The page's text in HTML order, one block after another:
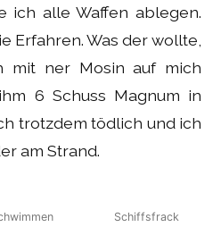
ich alle Waffen ablegen.
Erfahren. Was der wollte,
mit ner Mosin auf mich
6 Schuss Magnum in
trotzdem tödlich und ich
am Strand.
Schiffsfrack